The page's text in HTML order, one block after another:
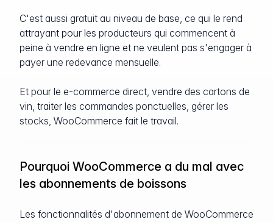
C'est aussi gratuit au niveau de base, ce qui le rend
attrayant pour les producteurs qui commencent à
peine à vendre en ligne et ne veulent pas s'engager à
payer une redevance mensuelle.
Et pour le e-commerce direct, vendre des cartons de
vin, traiter les commandes ponctuelles, gérer les
stocks, WooCommerce fait le travail.
Pourquoi WooCommerce a du mal avec
les abonnements de boissons
Les fonctionnalités d'abonnement de WooCommerce